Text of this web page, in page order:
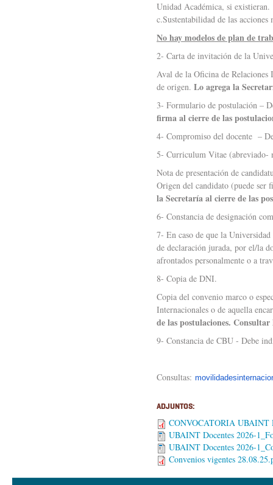
Unidad Académica, si existieran.
c.Sustentabilidad de las
No hay modelos de plan de
2- Carta de invitación de la
Aval de la Oficina de Relaciones
de origen. Lo agrega la
3- Formulario de postulación –
firma al cierre de las
4- Compromiso del docente –
5- Curriculum Vitae (abreviado-
Nota de presentación de
Origen del candidato (puede ser
la Secretaría al cierre de las
6- Constancia de designación
7- En caso de que la
de declaración jurada, por el/la
afrontados personalmente o a
8- Copia de DNI.
Copia del convenio marco o
Internacionales o de aquella
de las postulaciones.
9- Constancia de CBU - Debe
Consultas:
ADJUNTOS:
CONVOCATORIA UBAINT
UBAINT Docentes 2026-
UBAINT Docentes 2026-
Convenios vigentes